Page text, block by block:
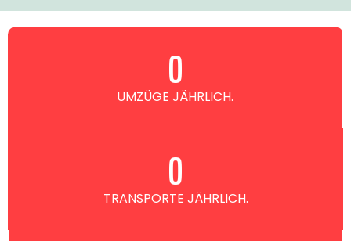
UMZÜGE JÄHRLICH.
0
TRANSPORTE JÄHRLICH.
0